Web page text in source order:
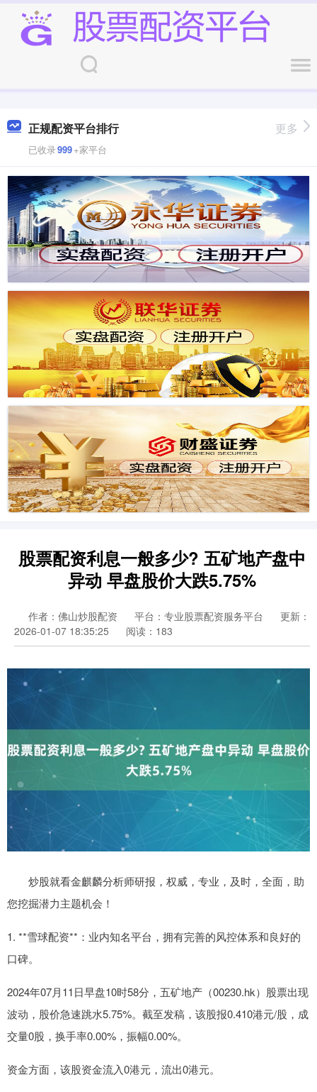
正规配资平台排行
已收录999+家平台
更多
股票配资利息一般多少? 五矿地产盘中
异动 早盘股价大跌5.75%
作者：佛山炒股配资 平台：专业股票配资服务平台
更新：
2026-01-07 18:35:25
阅读：183
炒股就看金麒麟分析师研报，权威，专业，及时，全面，助
您挖掘潜力主题机会！
1. **雪球配资**：业内知名平台，拥有完善的风控体系和良好的
口碑。
2024年07月11日早盘10时58分，五矿地产（00230.hk）股票出现
波动，股价急速跳水5.75%。截至发稿，该股报0.410港元/股，成
交量0股，换手率0.00%，振幅0.00%。
资金方面，该股资金流入0港元，流出0港元。